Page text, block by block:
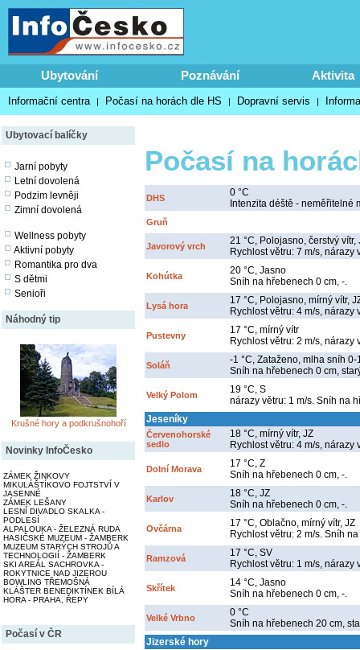
Ubytování Poznávání Aktivita
Informační centra | Počasí na horách dle HS | Dopravní servis |
Ubytovací balíčky
Jarní pobyty
Letní dovolená
Podzim levněji
Zimní dovolená
Wellness pobyty
Aktivní pobyty
Romantika pro dva
S dětmi
Senioři
Náhodný tip
Krušné hory a podkrušnohoří
Novinky InfoČesko
ZÁMEK ŽINKOVY
MIKULÁŠTÍKOVO FOJTSTVÍ V
JASENNÉ
ZÁMEK LEŠANY
LESNÍ DIVADLO SKALKA -
PODLESÍ
ALPALOUKA - ŽELEZNÁ RUDA
HASIČSKÉ MUZEUM - ŽAMBERK
MUZEUM STARÝCH STROJŮ A
TECHNOLOGIÍ - ŽAMBERK
SKI AREÁL SACHROVKA -
ROKYTNICE NAD JIZEROU
BOWLING TŘEMOŠNÁ
KLÁŠTER BENEDIKTÍNEK BÍLÁ
HORA - PRAHA, ŘEPY
Počasí v ČR
Počasí na
DHS
0 °C
Intenzita déště - neměřitelné
Gruň
Javorový vrch
21 °C, Polojasno, čerstvý vítr,
Rychlost větru: 7 m/s, nárazy
Kohútka
20 °C, Jasno
Sníh na hřebenech 0 cm, -.
Lysá hora
17 °C, Polojasno, mírný vítr,
Rychlost větru: 4 m/s, nárazy
Pustevny
17 °C, mírný vítr
Rychlost větru: 2 m/s, nárazy
Soláň
-1 °C, Zataženo, mlha sníh 0-
Sníh na hřebenech 0 cm,
Velký Polom
19 °C, S
nárazy větru: 1 m/s. Sníh na
Jeseníky
Červenohorské
sedlo
18 °C, mírný vítr, JZ
Rychlost větru: 4 m/s, nárazy
Dolní Morava
17 °C, Z
Sníh na hřebenech 0 cm, -.
Karlov
18 °C, JZ
Sníh na hřebenech 0 cm, -.
Ovčárna
17 °C, Oblačno, mírný vítr, JZ
Rychlost větru: 2 m/s. Sníh
Ramzová
17 °C, SV
Rychlost větru: 1 m/s, nárazy
Skřítek
14 °C, Jasno
Sníh na hřebenech 0 cm, -.
Velké Vrbno
0 °C
Sníh na hřebenech 20 cm,
Jizerské hory